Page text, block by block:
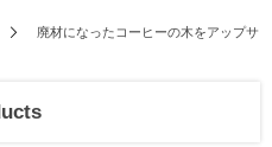
廃材になったコーヒーの木をアップサ